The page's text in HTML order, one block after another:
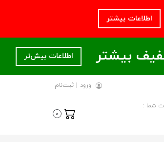
اطلاعات بیشتر
اطلاعات بیش‌تر
ورود | ثبت‌نام
شما :
0